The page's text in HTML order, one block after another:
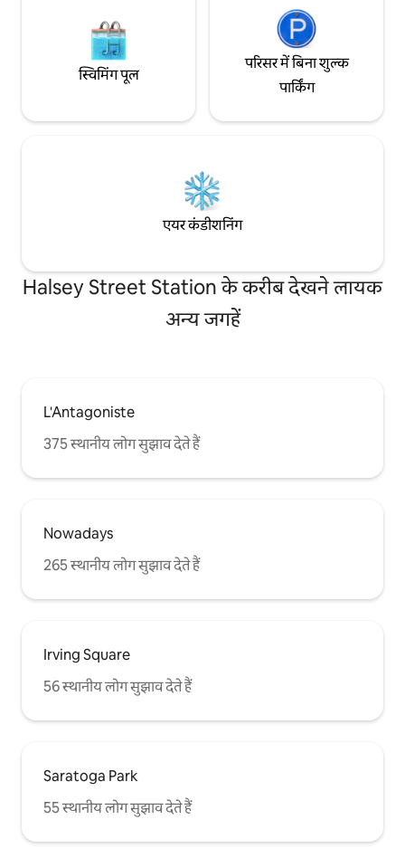
स्विमिंग पूल
परिसर में बिना शुल्क
पार्किंग
एयर कंडीशनिंग
Halsey Street Station के करीब देखने लायक
अन्य जगहें
L'Antagoniste
375 स्थानीय लोग सुझाव देते हैं
Nowadays
265 स्थानीय लोग सुझाव देते हैं
Irving Square
56 स्थानीय लोग सुझाव देते हैं
Saratoga Park
55 स्थानीय लोग सुझाव देते हैं